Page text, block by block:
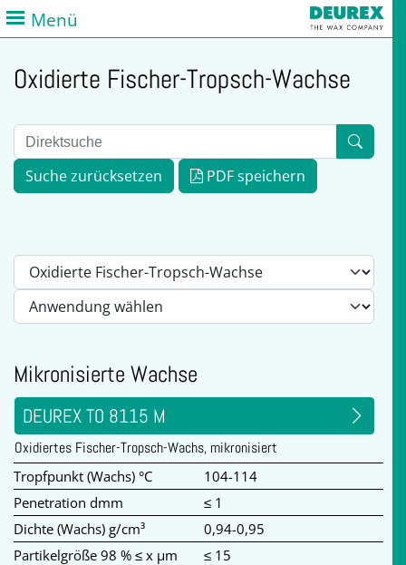
Menü
Oxidierte Fischer-Tropsch-Wachse
Suche zurücksetzen PDF speichern
Mikronisierte Wachse
DEUREX TO 8115 M
Oxidiertes Fischer-Tropsch-Wachs, mikronisiert
Tropfpunkt (Wachs) °C
104-114
Penetration dmm
≤ 1
Dichte (Wachs) g/cm³
0,94-0,95
Partikelgröße 98 % ≤ x µm
≤ 15